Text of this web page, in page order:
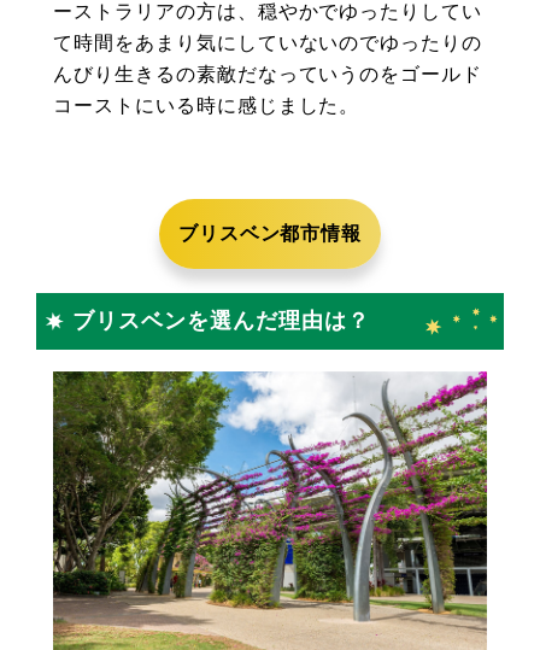
ーストラリアの方は、穏やかでゆったりしてい
て時間をあまり気にしていないのでゆったりの
んびり生きるの素敵だなっていうのをゴールド
コーストにいる時に感じました。
ブリスベン都市情報
ブリスベンを選んだ理由は？